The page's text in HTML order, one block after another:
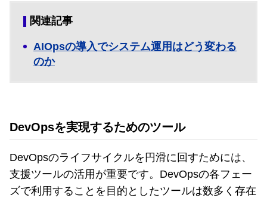
関連記事
AIOpsの導入でシステム運用はどう変わる
のか
DevOpsを実現するためのツール
DevOpsのライフサイクルを円滑に回すためには、
支援ツールの活用が重要です。DevOpsの各フェー
ズで利用することを目的としたツールは数多く存在